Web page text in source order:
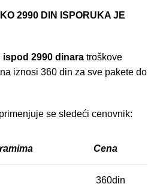
2990 DIN ISPORUKA JE
ispod 2990 dinara troškove
iznosi 360 din za sve pakete do
se sledeći cenovnik:
Cena
360din